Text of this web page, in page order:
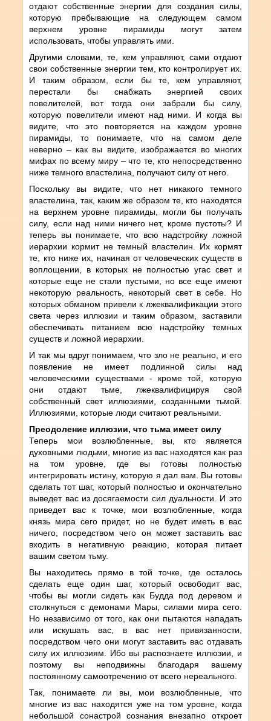
отдают собственные энергии для создания силы,
которую пребывающие на следующем самом
верхнем уровне пирамиды могут затем
использовать, чтобы управлять ими.
Другими словами, те, кем управляют, сами отдают
свои собственные энергии тем, кто контролирует их.
И таким образом, если бы те, кем управляют,
перестали бы снабжать энергией своих
повелителей, вот тогда они забрали бы силу,
которую повелители имеют над ними. И когда вы
видите, что это повторяется на каждом уровне
пирамиды, то понимаете, что на самом деле
неверно – как вы видите, изображается во многих
мифах по всему миру – что те, кто непосредственно
ниже темного властелина, получают силу от него.
Поскольку вы видите, что нет никакого темного
властелина, так, каким же образом те, кто находятся
на верхнем уровне пирамиды, могли бы получать
силу, если над ними ничего нет, кроме пустоты? И
теперь вы понимаете, что всю надстройку ложной
иерархии кормит не темный властелин. Их кормят
те, кто ниже их, начиная от человеческих существ в
воплощении, в которых не полностью угас свет и
которые еще не стали пустыми, но все еще имеют
некоторую реальность, некоторый свет в себе. Но
которых обманом привели к лжеквалификации этого
света через иллюзии и таким образом, заставили
обеспечивать питанием всю надстройку темных
существ и ложной иерархии.
И так мы вдруг понимаем, что зло не реально, и его
появление не имеет подлинной силы над
человеческими существами - кроме той, которую
они отдают тьме, лжеквалифицируя свой
собственный свет иллюзиями, созданными тьмой.
Иллюзиями, которые люди считают реальными.
Преодоление иллюзии, что тьма имеет силу
Теперь мои возлюбленные, вы, кто является
духовными людьми, многие из вас находятся как раз
на том уровне, где вы готовы полностью
интегрировать истину, которую я дал вам. Вы готовы
сделать тот шаг, который полностью и окончательно
выведет вас из досягаемости сил дуальности. И это
приведет вас к точке, мои возлюбленные, когда
князь мира сего придет, но не будет иметь в вас
ничего, посредством чего он может заставить вас
входить в негативную реакцию, которая питает
вашим светом тьму.
Вы находитесь прямо в той точке, где осталось
сделать еще один шаг, который освободит вас,
чтобы вы могли сидеть как Будда под деревом и
столкнуться с демонами Мары, силами мира сего.
Но независимо от того, как они пытаются нападать
или искушать вас, в вас нет привязанности,
посредством чего они могут заставить вас отдавать
силу их иллюзиям. Ибо вы распознаете иллюзии, и
поэтому вы неподвижны благодаря вашему
постоянному самоотречению от всего нереального.
Так, понимаете ли вы, мои возлюбленные, что
многие из вас находятся уже на том уровне, когда
небольшой сонастрой сознания внезапно откроет